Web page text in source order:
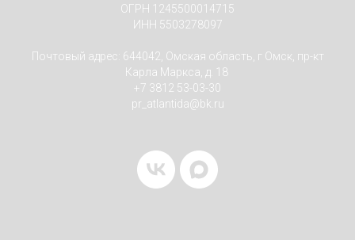
ОГРН 1245500014715
ИНН 5503278097
Почтовый адрес: 644042, Омская область, г Омск, пр-кт
Карла Маркса, д. 18
+7 3812 53-03-30
pr_atlantida@bk.ru